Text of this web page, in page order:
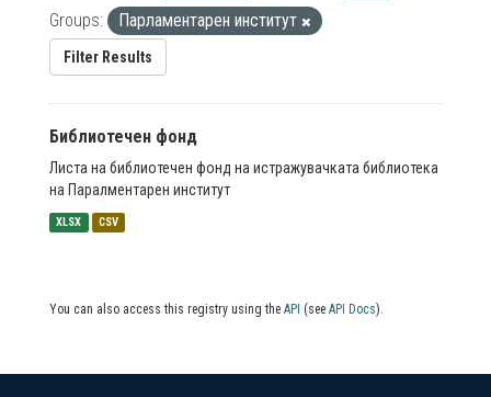
Groups:
Парламентарен институт
Filter Results
Библиотечен фонд
Листа на библиотечен фонд на истражувачката библиотека
на Паралментарен институт
XLSX CSV
You can also access this registry using the API (see API Docs).